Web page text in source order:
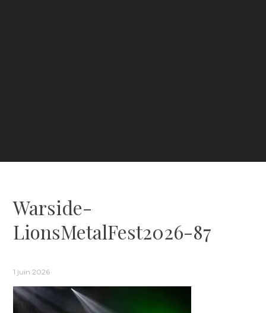
Warside-
LionsMetalFest2026-87
1 juin 2026